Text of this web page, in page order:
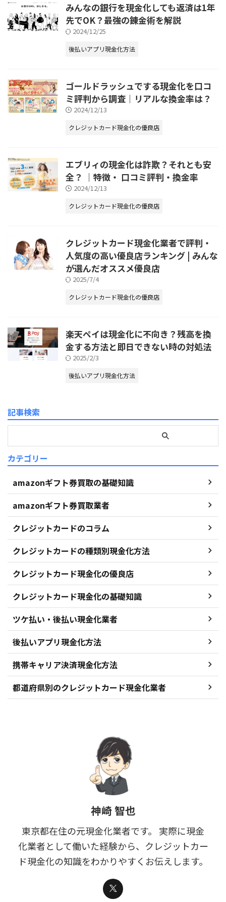
みんなの銀行を現金化しても返済は1年
先でOK？最強の錬金術を解説
2024/12/25
後払いアプリ現金化方法
ゴールドラッシュでする現金化を口コ
ミ評判から調査｜リアルな換金率は？
2024/12/13
クレジットカード現金化の優良店
エブリィの現金化は詐欺？それとも安
全？ ｜特徴・ 口コミ評判・換金率
2024/12/13
クレジットカード現金化の優良店
クレジットカード現金化業者で評判・
人気度の高い優良店ランキング | みんな
が選んだオススメ優良店
2025/7/4
クレジットカード現金化の優良店
楽天ペイは現金化に不向き？残高を換
金する方法と即日できない時の対処法
2025/2/3
後払いアプリ現金化方法
記事検索
カテゴリー
amazonギフト券買取の基礎知識
amazonギフト券買取業者
クレジットカードのコラム
クレジットカードの種類別現金化方法
クレジットカード現金化の優良店
クレジットカード現金化の基礎知識
ツケ払い・後払い現金化業者
後払いアプリ現金化方法
携帯キャリア決済現金化方法
都道府県別のクレジットカード現金化業者
神崎 智也
東京都在住の元現金化業者です。 実際に現金
化業者として働いた経験から、クレジットカー
ド現金化の知識をわかりやすくお伝えします。